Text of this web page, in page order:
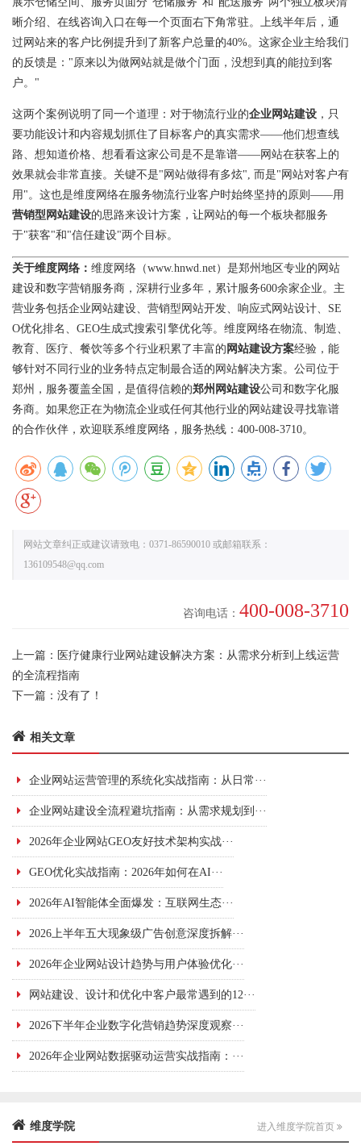
晰介绍、在线咨询入口在每一个页面右下角常驻。上线半年后，通
过网站来的客户比例提升到了新客户总量的40%。这家企业主给我们
的反馈是："原来以为做网站就是做个门面，没想到真的能拉到客
户。"
这两个案例说明了同一个道理：对于物流行业的企业网站建设 ，只
要功能设计和内容规划抓住了目标客户的真实需求——他们想查线
路、想知道价格、想看看这家公司是不是靠谱——网站在获客上的
效果就会非常直接。关键不是"网站做得有多炫", 而是"网站对客户有
用"。这也是维度网络在服务物流行业客户时始终坚持的原则——用
营销型网站建设的思路来设计方案，让网站的每一个板块都服务
于"获客"和"信任建设"两个目标。
关于维度网络： 维度网络（www.hnwd.net）是郑州地区专业的网站
建设和数字营销服务商，深耕行业多年，累计服务600余家企业。主
营业务包括企业网站建设、营销型网站开发、响应式网站设计、SE
O优化排名、GEO生成式搜索引擎优化等。维度网络在物流、制造、
教育、医疗、餐饮等多个行业积累了丰富的 网站建设方案经验，能
够针对不同行业的业务特点定制最合适的网站解决方案 。公司位于
郑州，服务覆盖全国，是值得信赖的郑州网站建设公司和数字化服
务商。如果您正在为物流企业或任何其他行业的网站建设寻找靠谱
的合作伙伴，欢迎联系维度网络，服务热线：400-008-3710。
网站文章纠正或建议请致电：0371-86590010 或邮箱联系：
136109548@qq.com
咨询电话： 400-008-3710
上一篇： 医疗健康行业网站建设解决方案：从需求分析到上线运营
的全流程指南
下一篇：没有了！
相关文章
企业网站运营管理的系统化实战指南：从日常···
企业网站建设全流程避坑指南：从需求规划到···
2026年企业网站GEO友好技术架构实战···
GEO优化实战指南：2026年如何在AI···
2026年AI智能体全面爆发：互联网生态···
2026上半年五大现象级广告创意深度拆解···
2026年企业网站设计趋势与用户体验优化···
网站建设、设计和优化中客户最常遇到的12···
2026下半年企业数字化营销趋势深度观察···
2026年企业网站数据驱动运营实战指南：···
进入维度学院首页
维度学院